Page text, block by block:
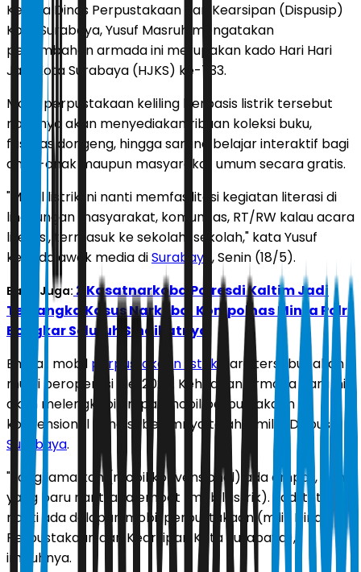
Kepala Dinas Perpustakaan dan Kearsipan (Dispusip)
Kota Surabaya, Yusuf Masruh mengatakan
penambahan armada ini merupakan kado Hari Hari
Jadi Kota Surabaya (HJKS) ke-733.
Mobil perpustakaan keliling berbasis listrik tersebut
nantinya akan menyediakan ribuan koleksi buku,
fasilitas dongeng, hingga sarana belajar interaktif bagi
anak-anak maupun masyarakat umum secara gratis.
"Mobil listrik ini nanti memfasilitasi kegiatan literasi di
lingkungan masyarakat, komunitas, RT/RW kalau acara
literasi, termasuk ke sekolah-sekolah," kata Yusuf
kepada awak media diSurabaya , Senin (18/5).
Baca Juga: 2 Kasatnarkoba Polresdi Kaltim Jadi
Tersangka Kasus Narkoba, Kompolnas Minta Polri
Bongkar Seluruh Sindikatnya
Empat mobil perpustakaan listrik baru tersebut akan
mulai beroperasi Mei 2026. Kehadiran armada baru ini
akan melengkapi empat mobil perpustakaan
konvensional yang sebelumnya telah dimiliki Dispusip
Surabaya.
"Yang lama kan (mobil konvensional) ada empat, dan
yang baru nanti ada empat (mobil listrik). Jadi total
nanti ada delapan mobil perpustakaan (milik Dinas
Perpustakaan dan Kearsipan Kota Surabaya),"
imbuhnya.